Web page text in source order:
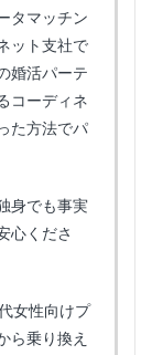
タマッチン
ット支社で
婚活パーテ
コーディネ
た方法でパ
身でも事実
心くださ
女性向けプ
ら乗り換え